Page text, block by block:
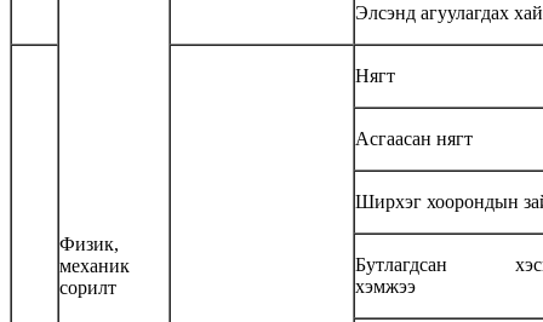
Физик,
механик
сорилт
Элсэнд агуулагдах
Нягт
Асгаасан нягт
Ширхэг хоорондын
Бутлагдсан
хэмжээ